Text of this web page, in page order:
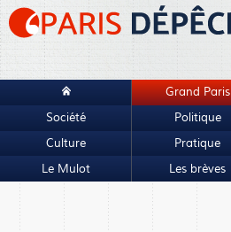
Grand Paris
Société
Politique
Culture
Pratique
Le Mulot
Les brèves